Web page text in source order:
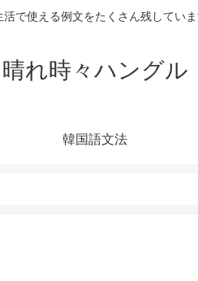
活で使える例文をたくさん残していま
晴れ時々ハングル
韓国語文法